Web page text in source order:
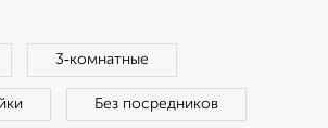
3‑комнатные
Без посредников